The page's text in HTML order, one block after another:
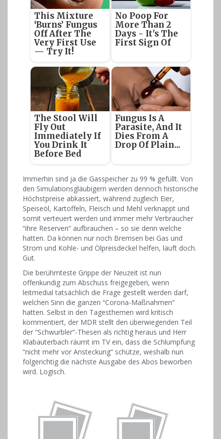
This Mixture
‘Burns’ Fungus
Off After The
Very First Use
— Try It!
No Poop For
More Than 2
Days - It's The
First Sign Of
The Stool Will
Fly Out
Immediately If
You Drink It
Before Bed
Fungus Is A
Parasite, And It
Dies From A
Drop Of Plain...
Immerhin sind ja die Gasspeicher zu 99 % gefüllt. Von
den Simulationsgläubigern werden dennoch historische
Höchstpreise abkassiert, während zugleich Eier,
Speiseöl, Kartoffeln, Fleisch und Mehl verknappt und
somit verteuert werden und immer mehr Verbraucher
“ihre Reserven“ aufbrauchen – so sie denn welche
hatten. Da können nur noch Bremsen bei Gas und
Strom und Kohle- und Ölpreisdeckel helfen, läuft doch.
Gut.
Die berühmteste Grippe der Neuzeit ist nun
offenkundig zum Abschuss freigegeben, wenn
leitmedial tatsächlich die Frage gestellt werden darf,
welchen Sinn die ganzen “Corona-Maßnahmen“
hatten. Selbst in den Tagesthemen wird kritisch
kommentiert, der MDR stellt den überwiegenden Teil
der “Schwurbler“-Thesen als richtig heraus und Herr
Klabauterbach räumt im TV ein, dass die Schlumpfung
“nicht mehr vor Ansteckung“ schütze, weshalb nun
folgerichtig die nächste Ausgabe des Abos beworben
wird. Logisch.